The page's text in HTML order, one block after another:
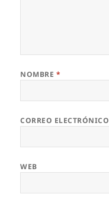
NOMBRE *
CORREO ELECTRÓNICO
WEB